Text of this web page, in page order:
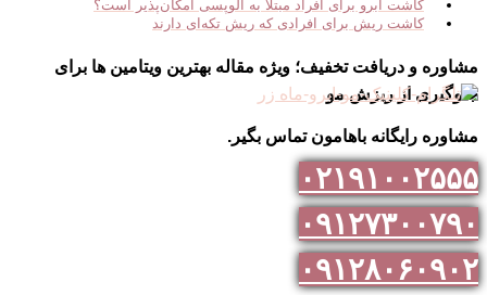
کاشت ابرو برای افراد مبتلا به آلوپسی امکان‌پذیر است؟
کاشت ریش برای افرادی که ریش تکه‌ای دارند
مشاوره و دریافت تخفیف؛ ویژه مقاله بهترین ویتامین ها برای
جلوگیری از ریزش مو
مشاوره رایگانه باهامون تماس بگیر.
۰۲۱۹۱۰۰۲۵۵۵
۰۹۱۲۷۳۰۰۷۹۰
۰۹۱۲۸۰۶۰۹۰۲